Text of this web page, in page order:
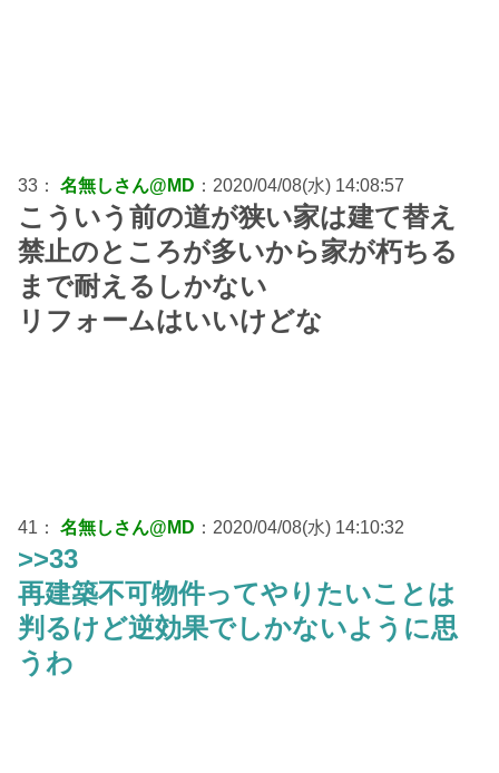
33： 名無しさん@MD ：2020/04/08(水) 14:08:57
こういう前の道が狭い家は建て替え
禁止のところが多いから家が朽ちる
まで耐えるしかない
リフォームはいいけどな
41： 名無しさん@MD ：2020/04/08(水) 14:10:32
>>33
再建築不可物件ってやりたいことは
判るけど逆効果でしかないように思
うわ